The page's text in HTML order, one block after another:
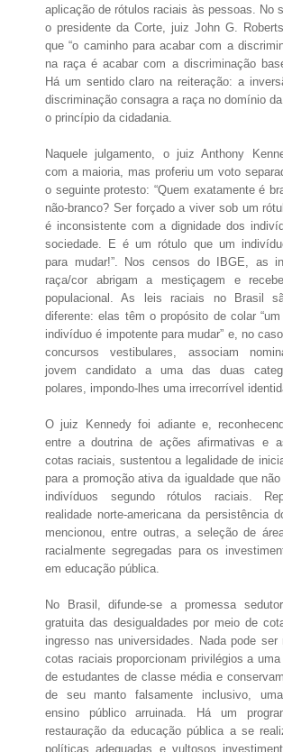
aplicação de rótulos raciais às pessoas. No
o presidente da Corte, juiz John G.
que “o caminho para acabar com a
na raça é acabar com a discriminação
Há um sentido claro na reiteração: a
discriminação consagra a raça no domínio
o princípio da cidadania.
Naquele julgamento, o juiz Anthony
com a maioria, mas proferiu um voto
o seguinte protesto: “Quem exatamente é
não-branco? Ser forçado a viver sob um
é inconsistente com a dignidade dos
sociedade. E é um rótulo que um
para mudar!”. Nos censos do IBGE, as
raça/cor abrigam a mestiçagem e
populacional. As leis raciais no Brasil
diferente: elas têm o propósito de colar
indivíduo é impotente para mudar” e, no
concursos vestibulares, associam
jovem candidato a uma das duas
polares, impondo-lhes uma irrecorrível
O juiz Kennedy foi adiante e,
entre a doutrina de ações afirmativas e
cotas raciais, sustentou a legalidade de
para a promoção ativa da igualdade que
indivíduos segundo rótulos raciais.
realidade norte-americana da persistência
mencionou, entre outras, a seleção de
racialmente segregadas para os
em educação pública.
No Brasil, difunde-se a promessa
gratuita das desigualdades por meio de
ingresso nas universidades. Nada pode
cotas raciais proporcionam privilégios a
de estudantes de classe média e
de seu manto falsamente inclusivo,
ensino público arruinada. Há um
restauração da educação pública a se
políticas adequadas e vultosos